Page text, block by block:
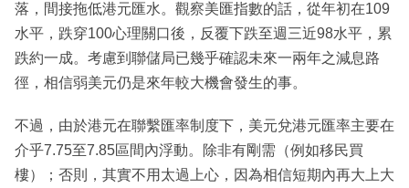
落，間接拖低港元匯水。觀察美匯指數的話，從年初在109
水平，跌穿100心理關口後，反覆下跌至週三近98水平，累
跌約一成。考慮到聯儲局已幾乎確認未來一兩年之減息路
徑，相信弱美元仍是來年較大機會發生的事。
不過，由於港元在聯繫匯率制度下，美元兌港元匯率主要在
介乎7.75至7.85區間內浮動。除非有剛需（例如移民買
樓）；否則，其實不用太過上心，因為相信短期內再大上大